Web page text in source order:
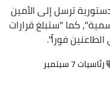
ترسل إلى الأمين
كما "ستبلغ قرارات
فوراً".
7 سبتمبر